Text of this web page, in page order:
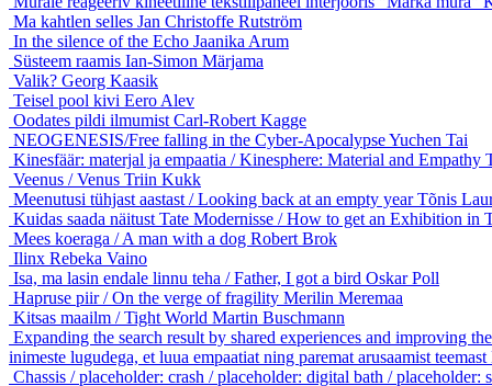
Ma kahtlen selles Jan Christoffe Rutström
In the silence of the Echo Jaanika Arum
Süsteem raamis Ian-Simon Märjama
Valik? Georg Kaasik
Teisel pool kivi Eero Alev
Oodates pildi ilmumist Carl-Robert Kagge
NEOGENESIS/Free falling in the Cyber-ApocalypseYuchen Tai
Kinesfäär: materjal ja empaatia / Kinesphere: Material and Empathy
Veenus / Venus Triin Kukk
Meenutusi tühjast aastast / Looking back at an empty yearTõnis
Kuidas saada näitust Tate Modernisse / How to get an Exhibition in
Mees koeraga / A man with a dog Robert Brok
Ilinx Rebeka Vaino
Isa, ma lasin endale linnu teha / Father, I got a bird Oskar Poll
Hapruse piir / On the verge of fragility Merilin Meremaa
Kitsas maailm / Tight World Martin Buschmann
Expanding the search result by shared experiences and improving
inimeste lugudega, et luua empaatiat ning paremat arusaamist teemast
Chassis / placeholder: crash / placeholder: digital bath / placeholder: